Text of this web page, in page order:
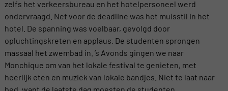
zelfs het verkeersbureau en het hotelpersoneel werd
ondervraagd. Net voor de deadline was het muisstil in het
hotel. De spanning was voelbaar, gevolgd door
opluchtingskreten en applaus. De studenten sprongen
massaal het zwembad in. ’s Avonds gingen we naar
Monchique om van het lokale festival te genieten, met
heerlijk eten en muziek van lokale bandjes. Niet te laat naar